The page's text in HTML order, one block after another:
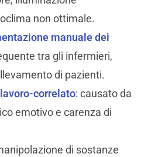
non ottimale.
manuale dei
tra gli infermieri,
di pazienti.
correlato: causato da
emotivo e carenza di
di sostanze